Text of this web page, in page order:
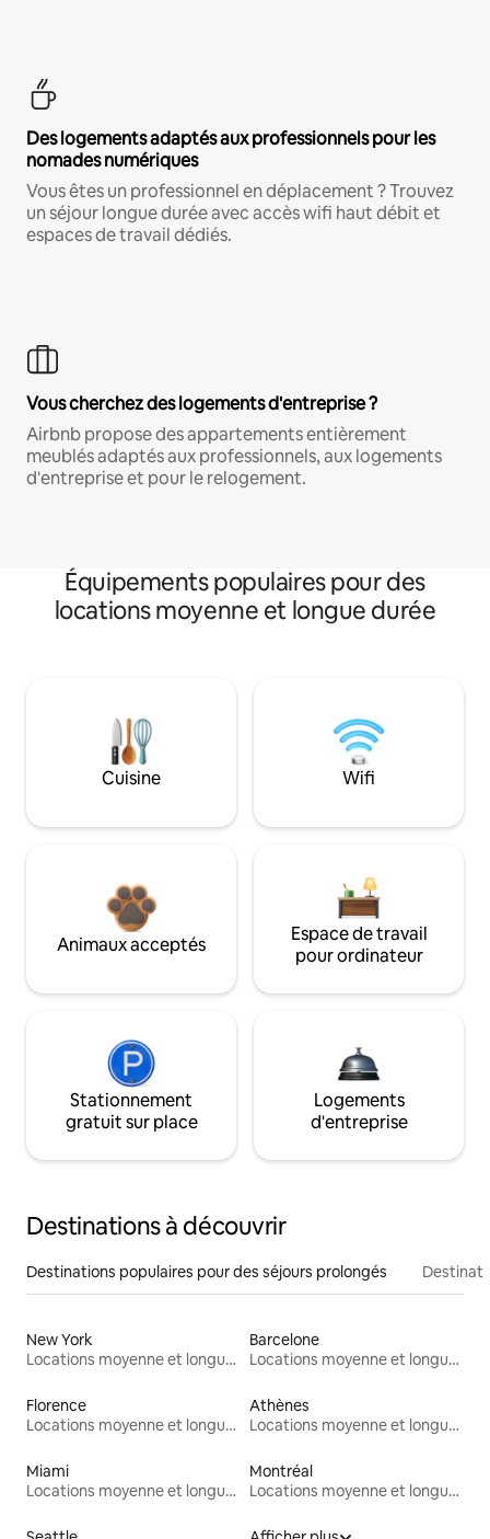
Des logements adaptés aux professionnels pour les
nomades numériques
Vous êtes un professionnel en déplacement ? Trouvez
un séjour longue durée avec accès wifi haut débit et
espaces de travail dédiés.
Vous cherchez des logements d'entreprise ?
Airbnb propose des appartements entièrement
meublés adaptés aux professionnels, aux logements
d'entreprise et pour le relogement.
Équipements populaires pour des
locations moyenne et longue durée
Cuisine Wifi
Animaux acceptés
Espace de travail
pour ordinateur
Stationnement
gratuit sur place
Logements
d'entreprise
Destinations à découvrir
Destinations populaires pour des séjours prolongés
New York
Locations moyenne et longue durée
Barcelone
Locations moyenne et longue durée
Florence
Locations moyenne et longue durée
Athènes
Locations moyenne et longue durée
Miami
Locations moyenne et longue durée
Montréal
Locations moyenne et longue durée